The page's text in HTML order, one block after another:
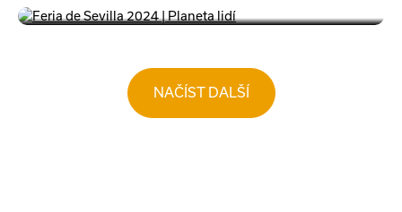
NAČÍST DALŠÍ